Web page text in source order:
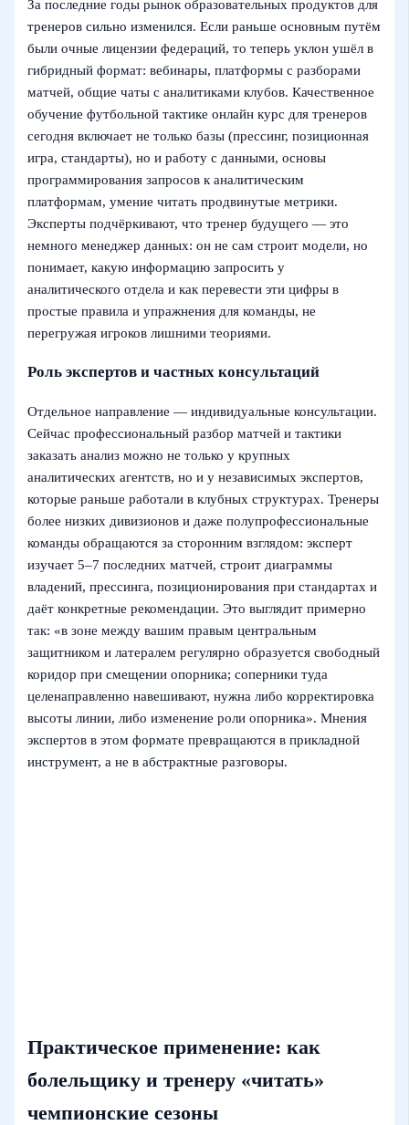
За последние годы рынок образовательных продуктов для
тренеров сильно изменился. Если раньше основным путём
были очные лицензии федераций, то теперь уклон ушёл в
гибридный формат: вебинары, платформы с разборами
матчей, общие чаты с аналитиками клубов. Качественное
обучение футбольной тактике онлайн курс для тренеров
сегодня включает не только базы (прессинг, позиционная
игра, стандарты), но и работу с данными, основы
программирования запросов к аналитическим
платформам, умение читать продвинутые метрики.
Эксперты подчёркивают, что тренер будущего — это
немного менеджер данных: он не сам строит модели, но
понимает, какую информацию запросить у
аналитического отдела и как перевести эти цифры в
простые правила и упражнения для команды, не
перегружая игроков лишними теориями.
Роль экспертов и частных консультаций
Отдельное направление — индивидуальные консультации.
Сейчас профессиональный разбор матчей и тактики
заказать анализ можно не только у крупных
аналитических агентств, но и у независимых экспертов,
которые раньше работали в клубных структурах. Тренеры
более низких дивизионов и даже полупрофессиональные
команды обращаются за сторонним взглядом: эксперт
изучает 5–7 последних матчей, строит диаграммы
владений, прессинга, позиционирования при стандартах и
даёт конкретные рекомендации. Это выглядит примерно
так: «в зоне между вашим правым центральным
защитником и латералем регулярно образуется свободный
коридор при смещении опорника; соперники туда
целенаправленно навешивают, нужна либо корректировка
высоты линии, либо изменение роли опорника». Мнения
экспертов в этом формате превращаются в прикладной
инструмент, а не в абстрактные разговоры.
Практическое применение: как
болельщику и тренеру «читать»
чемпионские сезоны